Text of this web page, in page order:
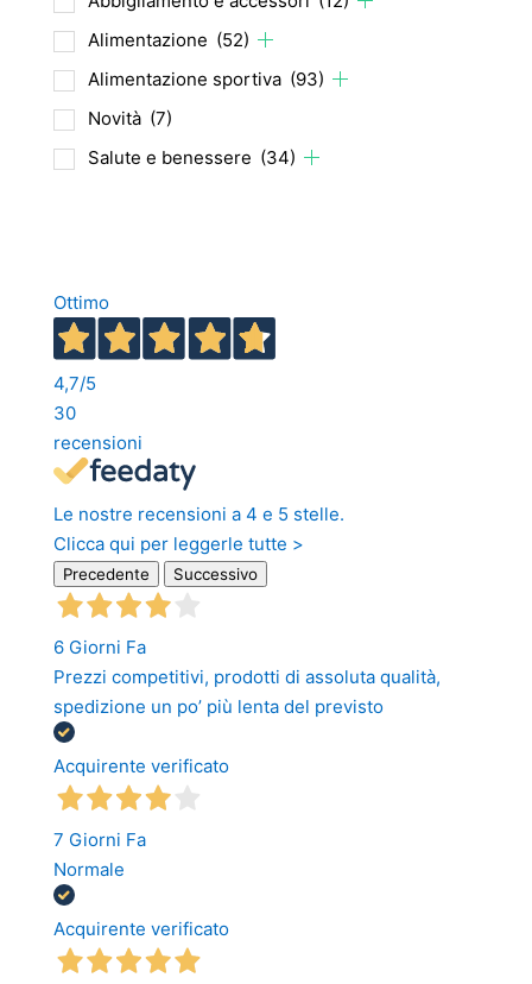
Alimentazione (52)
Alimentazione sportiva (93)
Novità (7)
Salute e benessere (34)
Ottimo
4,7/5
30
recensioni
Le nostre recensioni a 4 e 5 stelle.
Clicca qui per leggerle tutte >
Precedente Successivo
6 Giorni Fa
Prezzi competitivi, prodotti di assoluta qualità,
spedizione un po’ più lenta del previsto
Acquirente verificato
7 Giorni Fa
Normale
Acquirente verificato